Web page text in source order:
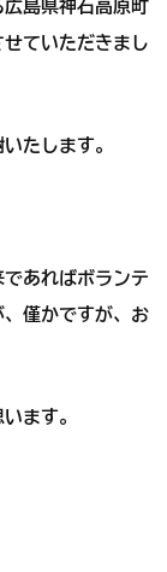
広島県神石高原町
ていただきまし
たします。
あればボランテ
僅かですが、お
ます。